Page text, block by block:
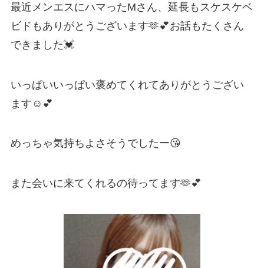
最近メンエスにハマったMさん、延長もスケスケベ
ビドもありがとうございます🫶💕お話もたくさん
できました💓
いっぱいいっぱい褒めてくれてありがとうござい
ます☺️💕
めっちゃ気持ちよさそうでしたー😘
また会いに来てくれるの待ってます🫶💕